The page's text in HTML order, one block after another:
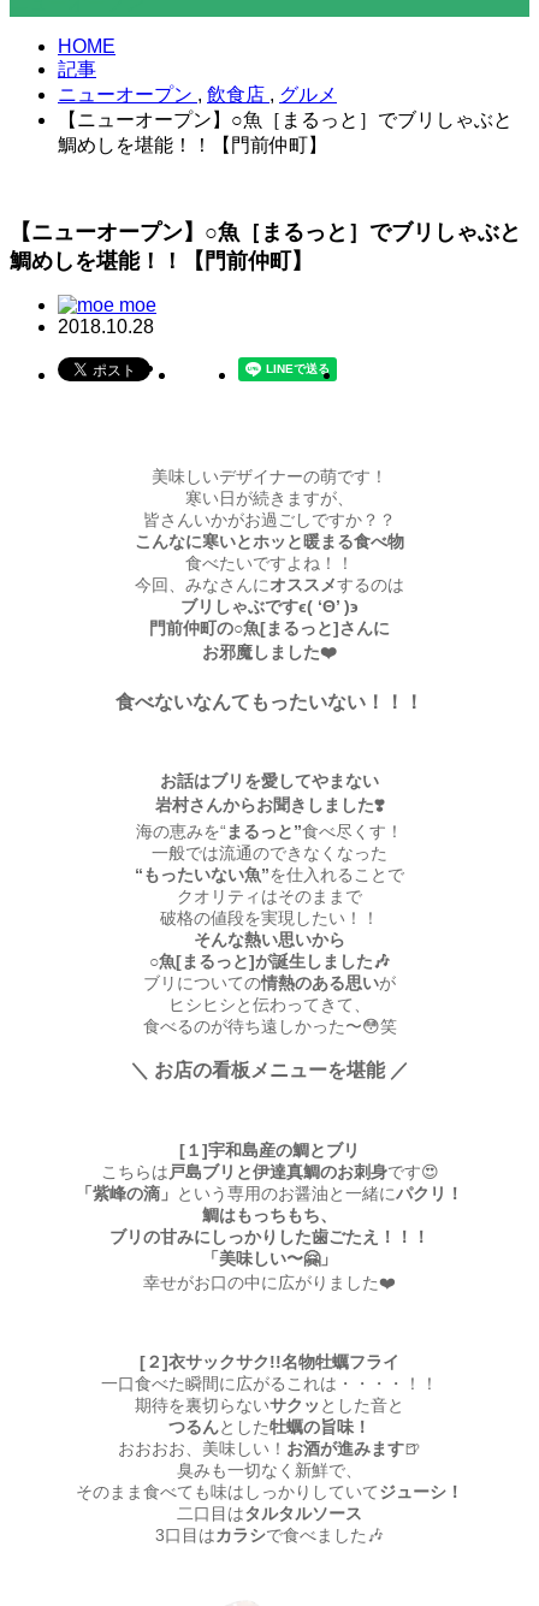
HOME
記事
ニューオープン , 飲食店 , グルメ
【ニューオープン】○魚［まるっと］でブリしゃぶと
鯛めしを堪能！！【門前仲町】
【ニューオープン】○魚［まるっと］でブリしゃぶと
鯛めしを堪能！！【門前仲町】
moe
2018.10.28
美味しいデザイナーの萌です！
寒い日が続きますが、
皆さんいかがお過ごしですか？？
こんなに寒いとホッと暖まる食べ物
食べたいですよね！！
今回、みなさんにオススメするのは
ブリしゃぶですϵ( ‘Θ’ )϶
門前仲町の○魚[まるっと]さんに
お邪魔しました❤️
食べないなんてもったいない！！！
お話はブリを愛してやまない
岩村さんからお聞きしました❣️
海の恵みを“ まるっと”食べ尽くす！
一般では流通のできなくなった
“もったいない魚”を仕入れることで
クオリティはそのままで
破格の値段を実現したい！！
そんな熱い思いから
○魚[まるっと]が誕生しました🎶
ブリについての情熱のある思いが
ヒシヒシと伝わってきて、
食べるのが待ち遠しかった〜😳笑
＼ お店の看板メニューを堪能 ／
[１]宇和島産の鯛とブリ
こちらは 戸島ブリと伊達真鯛のお刺身です😍
「紫峰の滴」 という専用のお醤油と一緒にパクリ！
鯛はもっちもち、
ブリの甘みにしっかりした歯ごたえ！！！
「美味しい〜🤗」
幸せがお口の中に広がりました❤️
[２]衣サックサク!!名物牡蠣フライ
一口食べた瞬間に広がるこれは・・・・！！
期待を裏切らないサクッ とした音と
つるんとした牡蠣の旨味！
おおおお、美味しい！ お酒が進みます🍺
臭みも一切なく新鮮で、
そのまま食べても味はしっかりしていてジューシ！
二口目はタルタルソース
3口目はカラシで食べました🎶